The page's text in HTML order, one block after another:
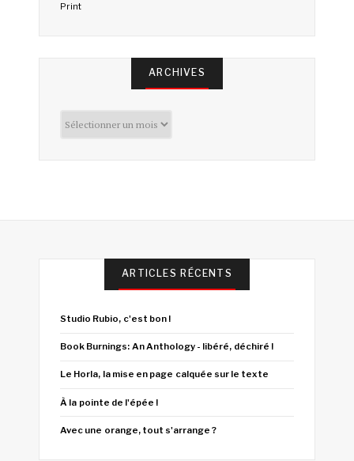
Print
ARCHIVES
ARTICLES RÉCENTS
Studio Rubio, c'est bon !
Book Burnings: An Anthology - libéré, déchiré !
Le Horla, la mise en page calquée sur le texte
À la pointe de l'épée !
Avec une orange, tout s'arrange ?